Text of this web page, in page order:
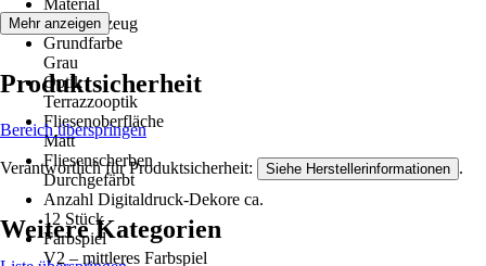
Material
Feinsteinzeug
Grundfarbe
Grau
Optik
Terrazzooptik
Fliesenoberfläche
Matt
Fliesenscherben
Durchgefärbt
Anzahl Digitaldruck-Dekore ca.
12 Stück
Farbspiel
V2 – mittleres Farbspiel
Mehr anzeigen
Produktsicherheit
Bereich überspringen
Verantwortlich für Produktsicherheit: Siehe Herstellerinformationen .
Weitere Kategorien